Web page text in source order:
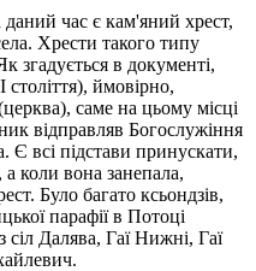
час є кам'яний хрест,
Хрести такого типу
згадується в документі,
ймовірно,
саме на цьому місці
відправляв Богослужіння
Є всі підстави принускати,
а коли вона занепала,
Було багато ксьондзів,
парафії в Потоці
Далява, Гaї Нижні, Гaї